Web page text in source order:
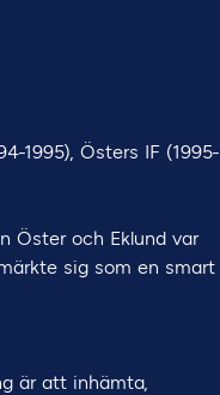
1995), Östers IF (1995-
Öster och Eklund var
sig som en smart
är att inhämta,